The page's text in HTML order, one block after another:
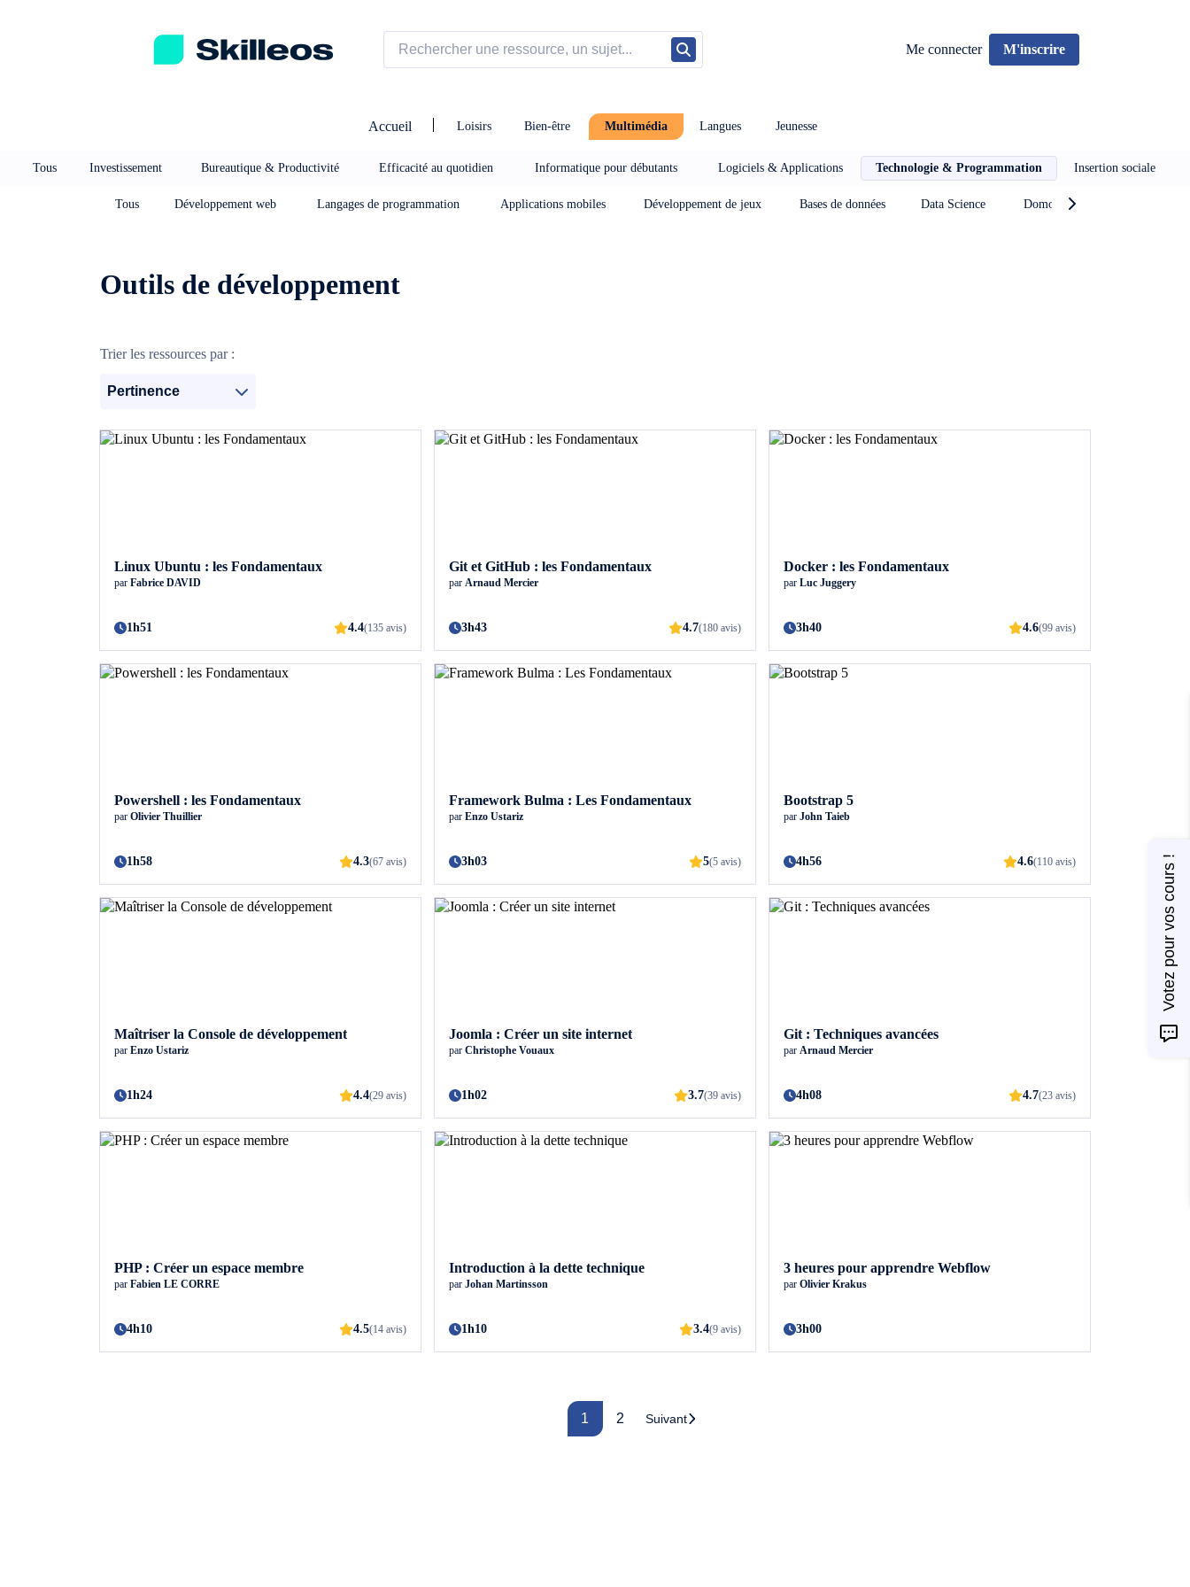
Passez directement au contenu principal
Me connecter M'inscrire
Accueil Loisirs Bien-être Multimédia Langues Jeunesse
Tous Investissement Bureautique & Productivité Efficacité au quotidien Informatique pour débutants Logiciels & Applications Technologie & Programmation Insertion sociale
Tous Développement web Langages de programmation Applications mobiles Développement de jeux Bases de données Data Science Domotique et robotique
Outils de développement
Trier les ressources par :
Pertinence
Linux Ubuntu : les Fondamentaux
parFabrice DAVID
1h51 4.4(135 avis)
Git et GitHub : les Fondamentaux
parArnaud Mercier
3h43 4.7(180 avis)
Docker : les Fondamentaux
par Luc Juggery
3h40 4.6(99 avis)
Powershell : les Fondamentaux
parOlivier Thuillier
1h58 4.3(67 avis)
Framework Bulma : Les Fondamentaux
parEnzo Ustariz
3h03 5(5 avis)
Bootstrap 5
par John Taieb
4h56 4.6(110 avis)
Maîtriser la Console de développement
parEnzo Ustariz
1h24 4.4(29 avis)
Joomla : Créer un site internet
parChristophe Vouaux
1h02 3.7(39 avis)
Git : Techniques avancées
par Arnaud Mercier
4h08 4.7(23 avis)
PHP : Créer un espace membre
parFabien LE CORRE
4h10 4.5(14 avis)
Introduction à la dette technique
parJohan Martinsson
1h10 3.4(9 avis)
3 heures pour apprendre Webflow
par Olivier Krakus
3h00
1 2 Suivant
Votez pour vos cours !